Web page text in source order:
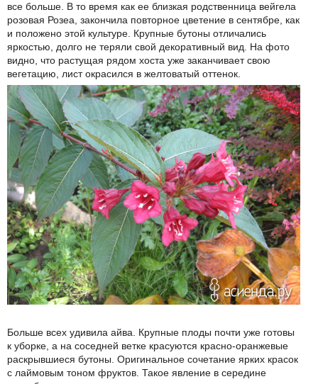
все больше. В то время как ее близкая родственница вейгела
розовая Розеа, закончила повторное цветение в сентябре, как
и положено этой культуре. Крупные бутоны отличались
яркостью, долго не теряли свой декоративный вид. На фото
видно, что растущая рядом хоста уже заканчивает свою
вегетацию, лист окрасился в желтоватый оттенок.
Больше всех удивила айва. Крупные плоды почти уже готовы
к уборке, а на соседней ветке красуются красно-оранжевые
раскрывшиеся бутоны. Оригинальное сочетание ярких красок
с лаймовым тоном фруктов. Такое явление в середине